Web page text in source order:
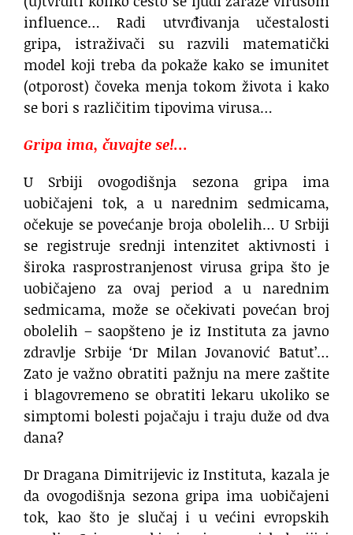
influence… Radi utvrđivanja učestalosti
gripa, istraživači su razvili matematički
model koji treba da pokaže kako se imunitet
(otporost) čoveka menja tokom života i kako
se bori s različitim tipovima virusa…
Gripa ima, čuvajte se!…
U Srbiji ovogodišnja sezona gripa ima
uobičajeni tok, a u narednim sedmicama,
očekuje se povećanje broja obolelih… U Srbiji
se registruje srednji intenzitet aktivnosti i
široka rasprostranjenost virusa gripa što je
uobičajeno za ovaj period a u narednim
sedmicama, može se očekivati povećan broj
obolelih – saopšteno je iz Instituta za javno
zdravlje Srbije ‘Dr Milan Jovanović Batut’…
Zato je važno obratiti pažnju na mere zaštite
i blagovremeno se obratiti lekaru ukoliko se
simptomi bolesti pojačaju i traju duže od dva
dana?
Dr Dragana Dimitrijevic iz Instituta, kazala je
da ovogodišnja sezona gripa ima uobičajeni
tok, kao što je slučaj i u većini evropskih